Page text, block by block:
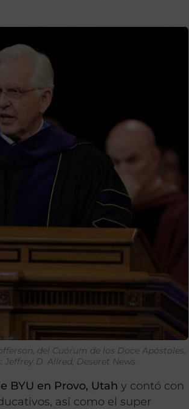
del Cuórum de los Doce Apóstoles,
D. Allred, Deseret News
BYU en Provo, Utah y contó con
así como el super